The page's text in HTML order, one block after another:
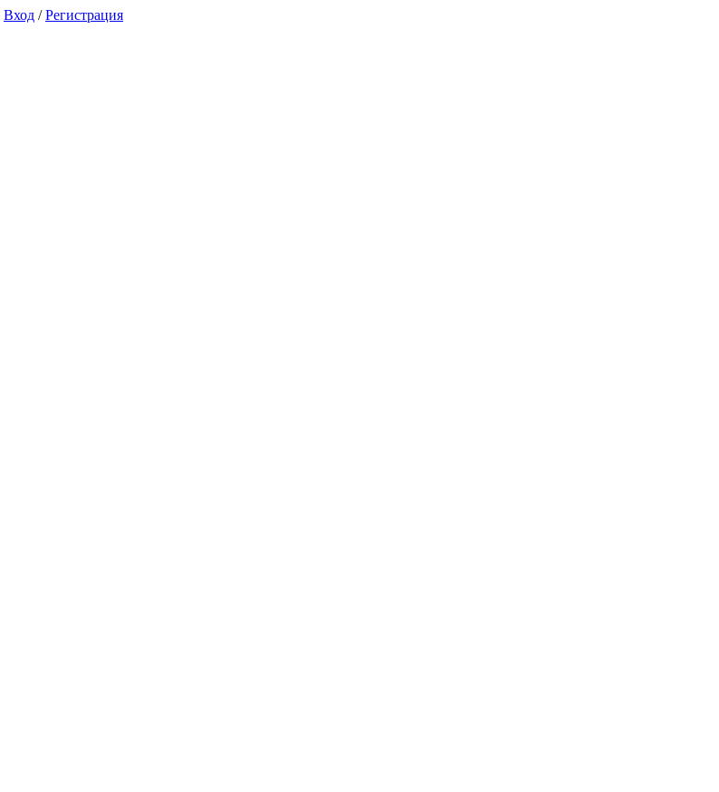
Вход /Регистрация